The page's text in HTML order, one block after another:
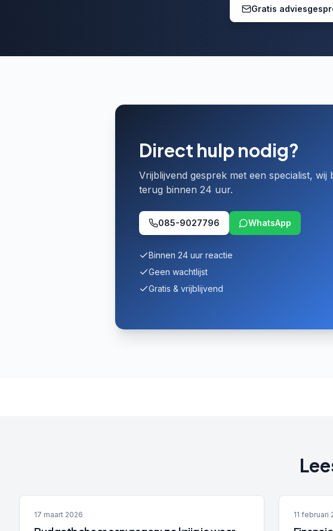
Gratis
Direct hulp nodig?
Vrijblijvend gesprek met een specialist, wij
terug binnen 24 uur.
085-9027796 WhatsApp
Binnen 24 uur reactie
Geen wachtlijst
Gratis & vrijblijvend
17 maart 2026 11 februari